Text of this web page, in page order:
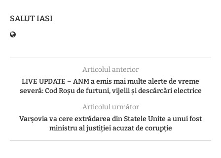
SALUT IASI
Articolul anterior
LIVE UPDATE – ANM a emis mai multe alerte de vreme
severă: Cod Roșu de furtuni, vijelii și descărcări electrice
Articolul următor
Varșovia va cere extrădarea din Statele Unite a unui fost
ministru al justiţiei acuzat de corupţie